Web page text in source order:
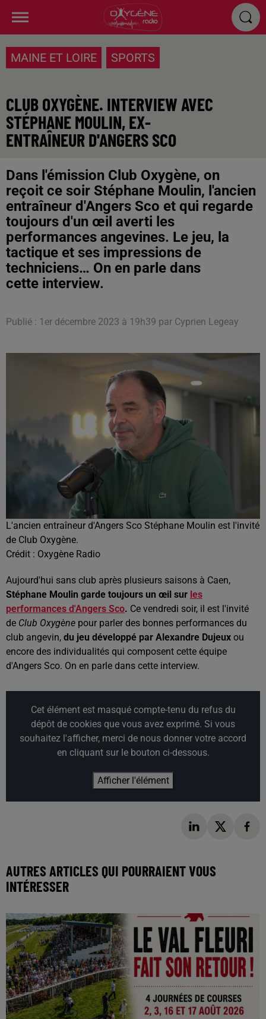
MAINE ET LOIRE SPORTS
CLUB OXYGÈNE. INTERVIEW AVEC
STÉPHANE MOULIN, EX-
ENTRAÎNEUR D'ANGERS SCO
Dans l'émission Club Oxygène, on
reçoit ce soir Stéphane Moulin, l'ancien
entraîneur d'Angers Sco et qui regarde
toujours d'un œil averti les
performances angevines. Le jeu, la
tactique et ses impressions de
techniciens… On en parle dans
cette interview.
Publié : 1er décembre 2023 à 19h39 par Cyprien Legeay
L'ancien entraîneur d'Angers Sco Stéphane Moulin est l'invité
de Club Oxygène.
Crédit : Oxygène Radio
Aujourd'hui sans club après plusieurs saisons à Caen,
Stéphane Moulin garde toujours un œil sur les
performances d'Angers Sco. Ce vendredi soir, il est l'invité
de Club Oxygène pour parler des bonnes performances du
club angevin, du jeu développé par Alexandre Dujeux ou
encore des individualités qui composent cette équipe
d'Angers Sco. On en parle dans cette interview.
Cet élément est masqué compte-tenu du refus du
dépôt de cookies que vous avez exprimé. Si vous
souhaitez l'afficher, merci de nous donner votre accord
en cliquant sur le bouton ci-dessous.
Afficher l'élément
AUTRES ARTICLES QUI POURRAIENT VOUS
INTÉRESSER